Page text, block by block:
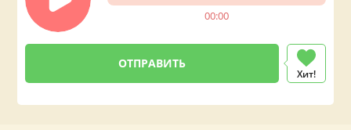
00:00
Хит!